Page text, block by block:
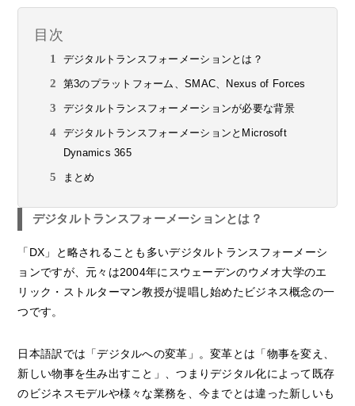
目次
デジタルトランスフォーメーションとは？
第3のプラットフォーム、SMAC、Nexus of Forces
デジタルトランスフォーメーションが必要な背景
デジタルトランスフォーメーションとMicrosoft
Dynamics 365
まとめ
デジタルトランスフォーメーションとは？
「DX」と略されることも多いデジタルトランスフォーメーシ
ョンですが、元々は2004年にスウェーデンのウメオ大学のエ
リック・ストルターマン教授が提唱し始めたビジネス概念の一
つです。
日本語訳では「デジタルへの変革」。変革とは「物事を変え、
新しい物事を生み出すこと」、つまりデジタル化によって既存
のビジネスモデルや様々な業務を、今までとは違った新しいも